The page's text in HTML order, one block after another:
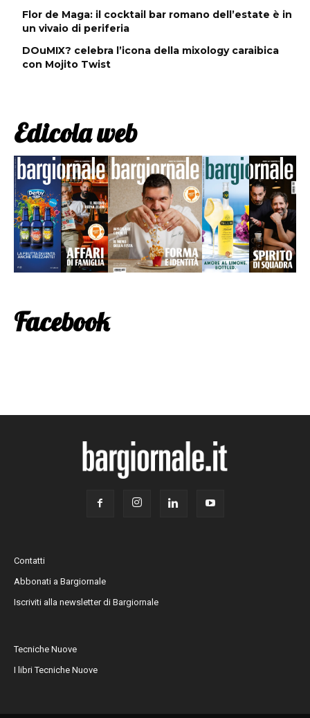
Flor de Maga: il cocktail bar romano dell’estate è in
un vivaio di periferia
DOuMIX? celebra l’icona della mixology caraibica
con Mojito Twist
Edicola web
Facebook
Contatti
Abbonati a Bargiornale
Iscriviti alla newsletter di Bargiornale
Tecniche Nuove
I libri Tecniche Nuove